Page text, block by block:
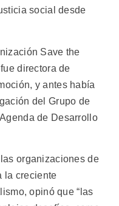
social desde
Save the
directora de
y antes había
del Grupo de
de Desarrollo
organizaciones de
la creciente
opinó que “las